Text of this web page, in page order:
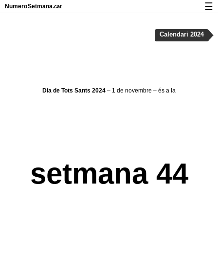
Dia de Tots Sants 2024 – 1 de novembre – és a la
setmana 44
Calendari 2024
NumeroSetmana.cat ☰